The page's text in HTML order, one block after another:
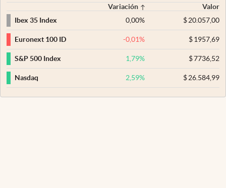
Variación
Valor
Ibex 35 Index
0,00% $20.057,00
Euronext 100 ID -0,01% $1957,69
S&P 500 Index 1,79% $7736,52
Nasdaq 2,59% $26.584,99